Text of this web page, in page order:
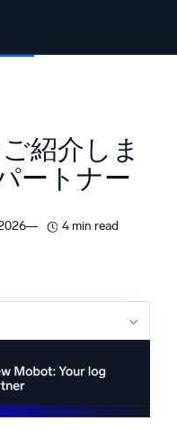
サポート
ォーム
御
紹介しま
ートナー
4 min read
うに活用しているか